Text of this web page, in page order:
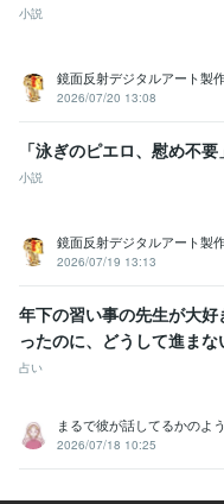
小説
鏡面反射デジタルアート製
2026/07/20 13:08
「泳ぎのピエロ、慰め不要
小説
鏡面反射デジタルアート製
2026/07/19 13:13
年下の習い事の先生が大
ったのに、どうして進まな
占い
まるで彼が話してるかのよ
2026/07/18 10:25